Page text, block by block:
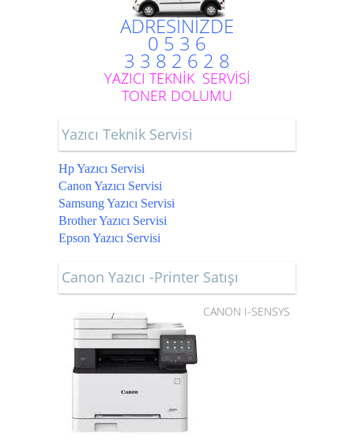
ADRESİNİZDE
0 5 3 6
3 3 8 2 6 2 8
YAZICI TEKNİK SERVİSİ
TONER DOLUMU
Yazıcı Teknik Servisi
Hp Yazıcı Servisi
Canon Yazıcı Servisi
Samsung Yazıcı Servisi
Brother Yazıcı Servisi
Epson Yazıcı Servisi
Canon Yazıcı -Printer Satışı
CANON I-SENSYS